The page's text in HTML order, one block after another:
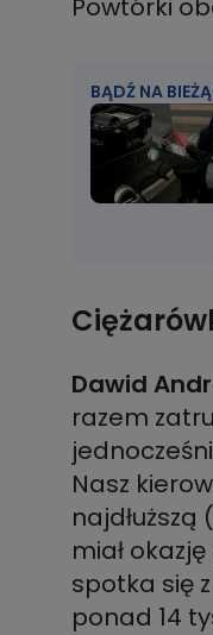
Powtórki
BĄDŹ NA
Dawid
razem
Nasz
miał
spotka się
ponad 14